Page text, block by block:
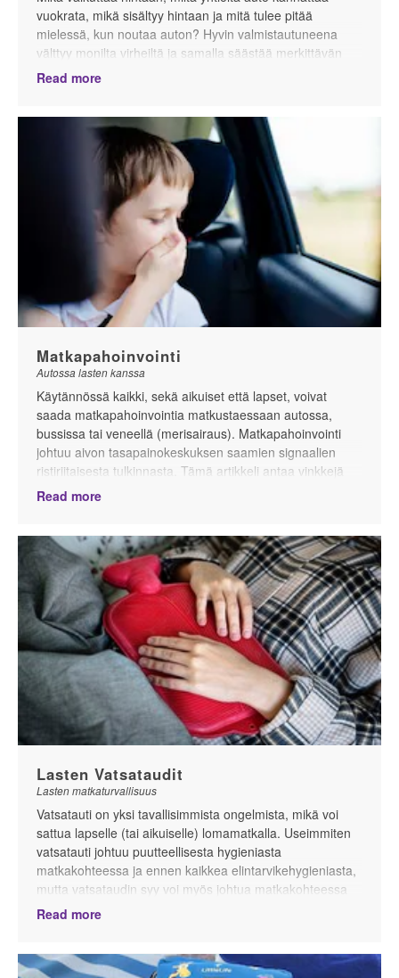
vuokrata, mikä sisältyy hintaan ja mitä tulee pitää
mielessä, kun noutaa auton? Hyvin valmistautuneena
välttyy monilta virheiltä ja samalla säästää merkittävän
määrän rahaa.
Read more
Matkapahoinvointi
Autossa lasten kanssa
Käytännössä kaikki, sekä aikuiset että lapset, voivat
saada matkapahoinvointia matkustaessaan autossa,
bussissa tai veneellä (merisairaus). Matkapahoinvointi
johtuu aivon tasapainokeskuksen saamien signaalien
ristiriitaisesta tulkinnasta. Tämä artikkeli antaa vinkkejä
matkapahoinvoinnin ennaltaehkäisemiseen autolomalla
Read more
Lasten Vatsataudit
Lasten matkaturvallisuus
Vatsatauti on yksi tavallisimmista ongelmista, mikä voi
sattua lapselle (tai aikuiselle) lomamatkalla. Useimmiten
vatsatauti johtuu puutteellisesta hygieniasta
matkakohteessa ja ennen kaikkea elintarvikehygieniasta,
mutta vatsataudin syy voi myös johtua matkakohteessa
olevasta, kotioloista poikkeavasta bakteerikulttuurista.
oksentelu, pahoinvointi ja ripuli.
Read more